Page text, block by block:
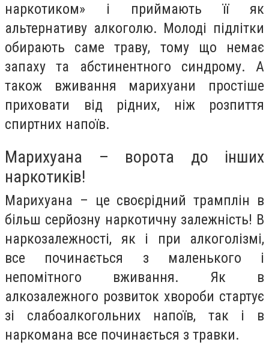
наркотиком» і приймають її як
альтернативу алкоголю. Молоді підлітки
обирають саме траву, тому що немає
запаху та абстинентного синдрому. А
також вживання марихуани простіше
приховати від рідних, ніж розпиття
спиртних напоїв.
Марихуана – ворота до інших
наркотиків!
Марихуана – це своєрідний трамплін в
більш серйозну наркотичну залежність! В
наркозалежності, як і при алкоголізмі,
все починається з маленького і
непомітного вживання. Як в
алкозалежного розвиток хвороби стартує
зі слабоалкогольних напоїв, так і в
наркомана все починається з травки.